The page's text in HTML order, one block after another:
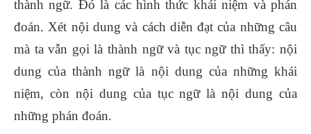
thành ngữ. Đó là các hình thức khái niệm và phán
đoán. Xét nội dung và cách diễn đạt của những câu
mà ta vẫn gọi là thành ngữ và tục ngữ thì thấy: nội
dung của thành ngữ là nội dung của những khái
niệm, còn nội dung của tục ngữ là nội dung của
những phán đoán.